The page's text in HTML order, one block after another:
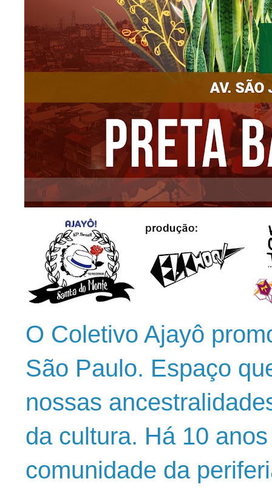
O Coletivo Ajayô
São Paulo. Espaço
nossas
da cultura. Há 10
comunidade da